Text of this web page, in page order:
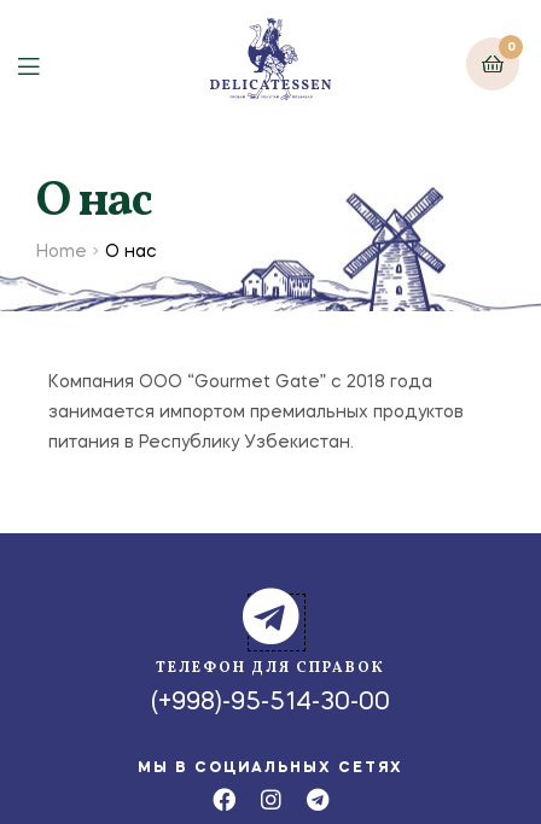
0
О нас
Home О нас
Компания ООО “Gourmet Gate” с 2018 года
занимается импортом премиальных продуктов
питания в Республику Узбекистан.
ТЕЛЕФОН ДЛЯ СПРАВОК
(+998)-95-514-30-00
МЫ В СОЦИАЛЬНЫХ СЕТЯХ